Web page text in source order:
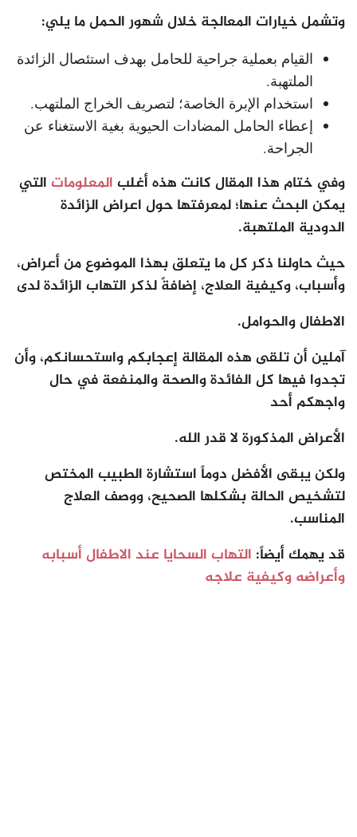
وتشمل خيارات المعالجة خلال شهور الحمل ما يلي:
القيام بعملية جراحية للحامل بهدف استئصال الزائدة
الملتهبة.
استخدام الإبرة الخاصة؛ لتصريف الخراج الملتهب.
إعطاء الحامل المضادات الحيوية بغية الاستغناء عن
الجراحة.
وفي ختام هذا المقال كانت هذه أغلب المعلومات التي
يمكن البحث عنها؛ لمعرفتها حول اعراض الزائدة
الدودية الملتهبة.
حيث حاولنا ذكر كل ما يتعلق بهذا الموضوع من أعراض،
وأسباب، وكيفية العلاج، إضافةً لذكر التهاب الزائدة لدى
الاطفال والحوامل.
آملين أن تلقى هذه المقالة إعجابكم واستحسانكم، وأن
تجدوا فيها كل الفائدة والصحة والمنفعة في حال
واجهكم أحد
الأعراض المذكورة لا قدر الله.
ولكن يبقى الأفضل دوماً استشارة الطبيب المختص
لتشخيص الحالة بشكلها الصحيح، ووصف العلاج
المناسب.
قد يهمك أيضاً: التهاب السحايا عند الاطفال أسبابه
وأعراضه وكيفية علاجه